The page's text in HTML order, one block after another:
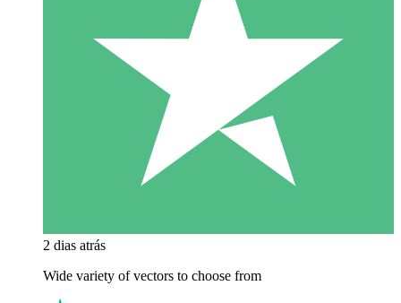
2 dias atrás
Wide variety of vectors to choose from